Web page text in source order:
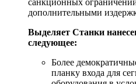
санкционных
дополнительными
Выделяет Станки
следующее:
Более
планку входа для